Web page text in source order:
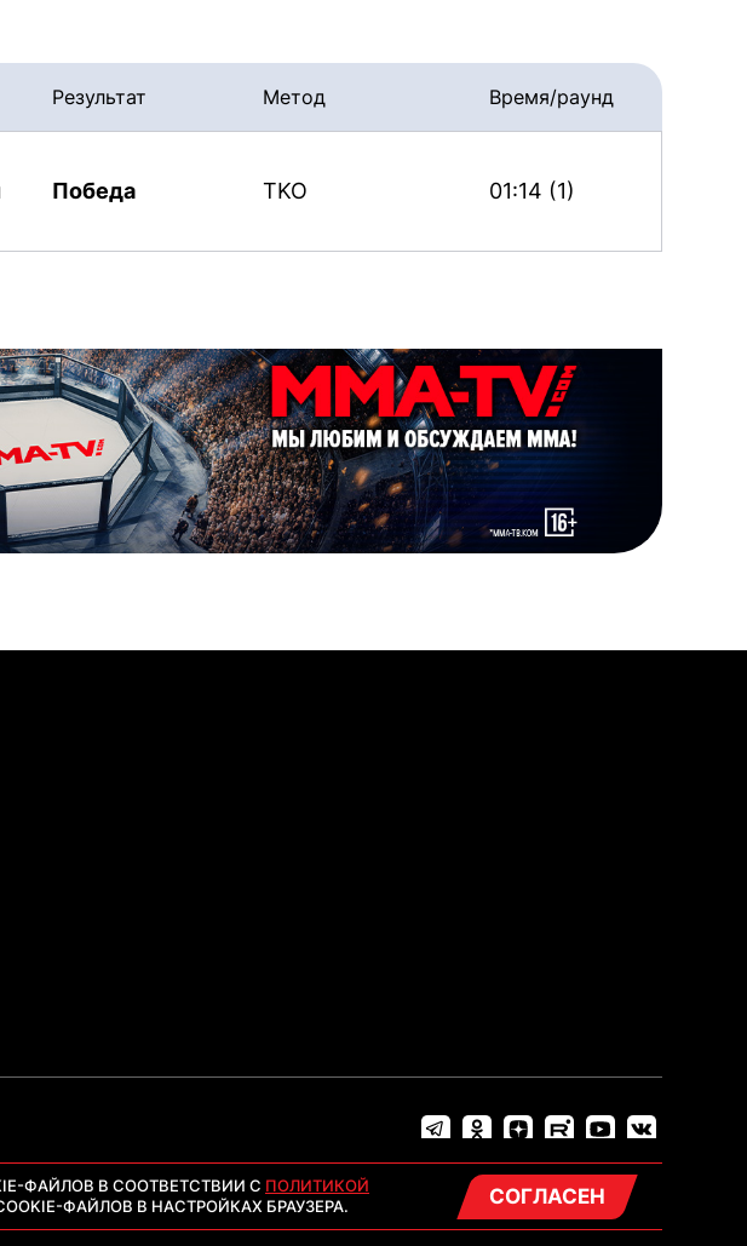
Результат Метод Время/раунд
Победа TKO 01:14 (1)
ФАЙЛОВ В СООТВЕТСТВИИ С ПОЛИТИКОЙ
ФАЙЛОВ В НАСТРОЙКАХ БРАУЗЕРА. СОГЛАСЕН